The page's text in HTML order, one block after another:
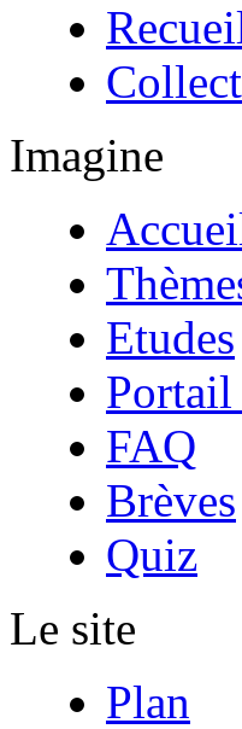
Imagine
Etudes
FAQ
Brèves
Quiz
Le site
Plan